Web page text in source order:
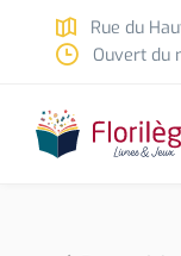
Skip to main content
Rue du
Ouvert du